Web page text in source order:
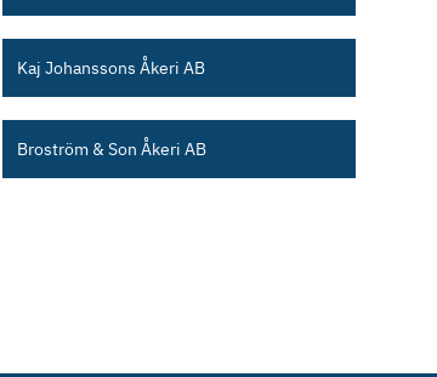
Kaj Johanssons Åkeri AB
Broström & Son Åkeri AB